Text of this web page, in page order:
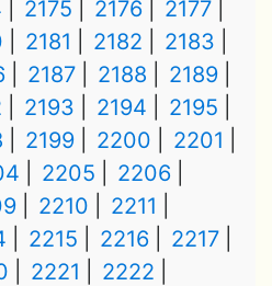
2175 2176
2177
2181 2182
2183
2187 2188
2189
2193 2194
2195
2199 2200
2201
2205
2206
2210
2211
2215 2216
2217
2221
2222